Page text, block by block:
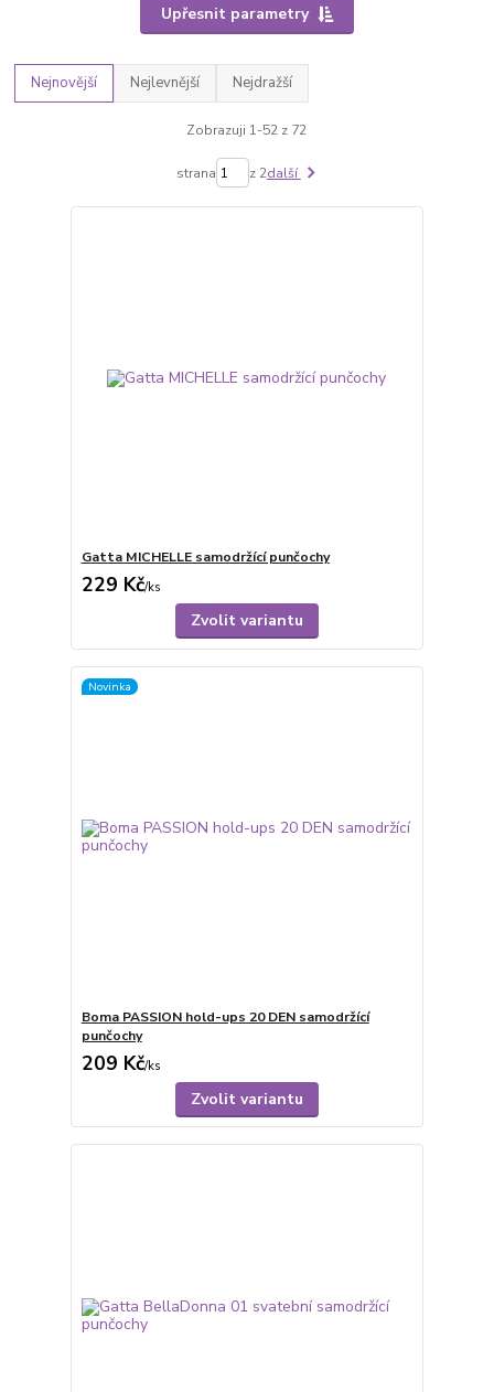
Upřesnit parametry
Nejnovější Nejlevnější Nejdražší
Zobrazuji 1-52 z 72
strana z 2další
Gatta MICHELLE samodržící punčochy
229 Kč/ks
Zvolit variantu
Novinka
Boma PASSION hold-ups 20 DEN samodržící
punčochy
209 Kč/ks
Zvolit variantu